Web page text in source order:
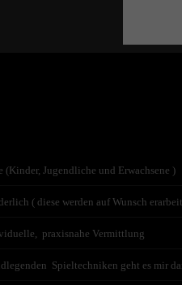
(Kinder, Jugendliche und Erwachsene )
( diese werden auf Wunsch
praxisnahe Vermittlung
Spieltechniken geht es mir